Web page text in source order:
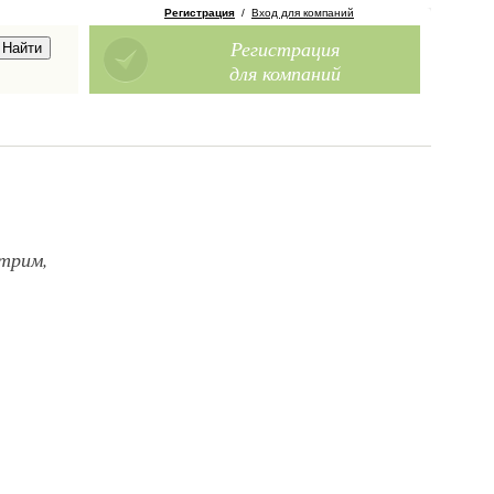
Регистрация / Вход для компаний
Регистрация
для компаний